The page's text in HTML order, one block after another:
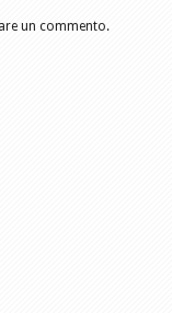
un commento.